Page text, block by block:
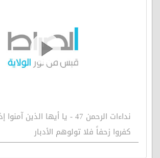
نداءات الرحمن 47 - يا أيها الذين
كفروا زحفاً فلا تولوهم الأدبار